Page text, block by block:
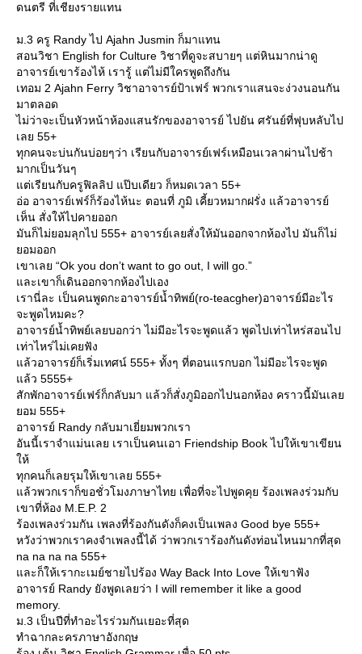
ดนตรี ที่เชียงรายแทน
ม.3 ครู Randy ไป Ajahn Jusmin ก็มาแทน
สอนวิชา English for Culture วิชาที่ดูจะสบายๆ แต่หินมากน่าดู
อาจารย์เขาร้องไห้ เรารู้ แต่ไม่มีใครพูดถึงกัน
เทอม 2 Ajahn Ferry วิชาอาจารย์ป้าเฟร์ พวกเราแสนจะง่วงนอนกัน
มาตลอด
ไม่ว่าจะเป็นหัวหน้าห้องแสนรักของอาจารย์ ไปยัน ศรันย์ที่ฟุบหลับไป
เลย 55+
ทุกคนจะบ่นกันบ่อยๆว่า เรียนกับอาจารย์เฟร์เหมือนเวลาผ่านไปช้า
มากเป็นวันๆ
ต่เรียนกับครูฟิลลิป แป๊บเดียว ก็หมดเวลา 55+
อ่อ อาจารย์เฟร์ก็ร้องไห้นะ ตอนที่ ภูมิ เคี้ยวหมากฝรั่ง แล้วอาจารย์
เห็น สั่งให้ไปคายออก
มันก็ไม่ยอมลุกไป 555+ อาจารย์เลยสั่งให้มันออกจากห้องไป มันก็ไม่
อมออก
เขาเลย “Ok you don’t want to go out, I will go.”
ละเขาก็เดินออกจากห้องไปเอง
เรานี่ละ เป็นคนพูดกะอาจารย์น้ำทิพย์(ro-teacgher)อาจารย์มีอะไร
จะพูดไหมคะ?
อาจารย์น้ำทิพย์เลยบอกว่า ไม่มีอะไรจะพูดแล้ว พูดไปเท่าไหร่สอนไป
เท่าไหร่ไม่เคยฟัง
ล้วอาจารย์ก็เริ่มเทศน์ 555+ ทั้งๆ ที่ตอนแรกบอก ไม่มีอะไรจะพูด
ล้ว 5555+
สักพักอาจารย์เฟร์ก็กลับมา แล้วก็สั่งภูมิออกไปนอกห้อง คราวนี้มันเล
อม 555+
อาจารย์ Randy กลับมาเยี่ยมพวกเรา
อันนี้เราจำแม่นเลย เราเป็นคนเอา Friendship Book ไปให้เขาเขียน
ห้
ทุกคนก็เลยรุมให้เขาเลย 555+
ล้วพวกเราก็ขอชั่วโมงภาษาไทย เพื่อที่จะไปพูดคุย ร้องเพลงร่วมกับ
เขาที่ห้อง M.E.P. 2
ร้องเพลงร่วมกัน เพลงที่ร้องกันดังก็คงเป็นเพลง Good bye 555+
หวังว่าพวกเราคงจำเพลงนี้ได้ ว่าพวกเราร้องกันดังท่อนไหนมากที่สุด
na na na na 555+
ละก็ให้เรากะเมย์ชายไปร้อง Way Back Into Love ให้เขาฟัง
อาจารย์ Randy ยังพูดเลยว่า I will remember it like a good
memory.
ม.3 เป็นปีที่ทำอะไรร่วมกันเยอะที่สุด
ทำฉากละครภาษาอังกฤษ